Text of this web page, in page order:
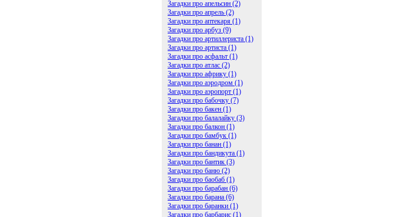
Загадки про апельсин (2)
Загадки про апрель (2)
Загадки про аптекаря (1)
Загадки про арбуз (9)
Загадки про артиллериста (1)
Загадки про артиста (1)
Загадки про асфальт (1)
Загадки про атлас (2)
Загадки про африку (1)
Загадки про аэродром (1)
Загадки про аэропорт (1)
Загадки про бабочку (7)
Загадки про бакен (1)
Загадки про балалайку (3)
Загадки про балкон (1)
Загадки про бамбук (1)
Загадки про банан (1)
Загадки про бандикута (1)
Загадки про бантик (3)
Загадки про баню (2)
Загадки про баобаб (1)
Загадки про барабан (6)
Загадки про барана (6)
Загадки про баранки (1)
Загадки про барбарис (1)